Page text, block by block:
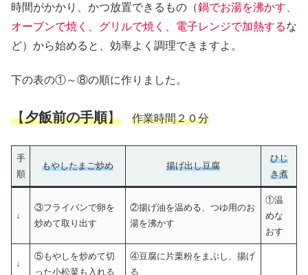
時間がかかり、かつ放置できるもの（鍋でお湯を沸かす、
オーブンで焼く、グリルで焼く、電子レンジで加熱するな
ど）から始めると、効率よく調理できますよ。
下の表の①～⑧の順に作りました。
【夕飯前の手順】 作業時間２０分
手
順
もやしたまご炒め 揚げ出し豆腐
ひじ
き煮
↓
③フライパンで卵を
炒めて取り出す
②揚げ油を温める、つゆ用のお
湯を沸かす
①温
めな
おす
↓
⑤もやしを炒めて切
った小松菜も入れる
④豆腐に片栗粉をまぶし、揚げ
る